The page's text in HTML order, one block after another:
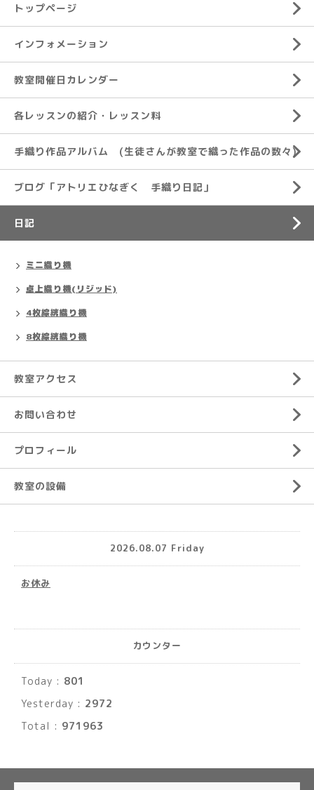
トップページ
インフォメーション
教室開催日カレンダー
各レッスンの紹介・レッスン料
手織り作品アルバム (生徒さんが教室で織った作品の数々)
ブログ「アトリエひなぎく 手織り日記」
日記
ミニ織り機
卓上織り機(リジッド)
4枚綜絖織り機
8枚綜絖織り機
教室アクセス
お問い合わせ
プロフィール
教室の設備
2026.08.07 Friday
お休み
カウンター
Today : 801
Yesterday : 2972
Total : 971963